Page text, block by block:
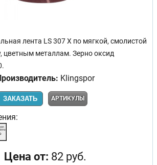
лента LS 307 X по мягкой, смолистой
цветным металлам. Зерно оксид
Klingspor
ЗАКАЗАТЬ АРТИКУЛЫ
Цена от: 82 руб.